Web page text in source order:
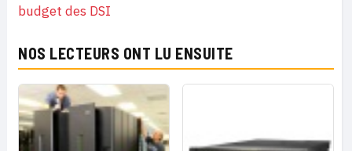
budget des DSI
NOS LECTEURS ONT LU ENSUITE